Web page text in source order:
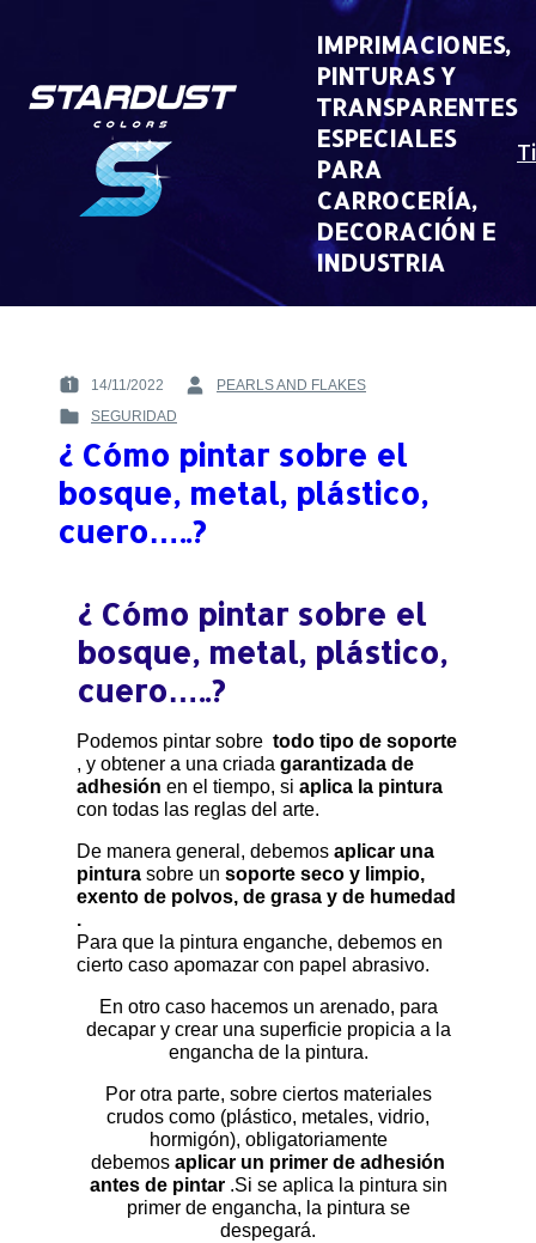
IMPRIMACIONES,
PINTURAS Y
TRANSPARENTES
ESPECIALES
PARA
CARROCERÍA,
DECORACIÓN E
INDUSTRIA
POSTED
ON
14/11/2022
BY
PEARLS AND FLAKES
POSTED
IN
SEGURIDAD
¿ Cómo pintar sobre el
bosque, metal, plástico,
cuero…..?
¿ Cómo pintar sobre el
bosque, metal, plástico,
cuero…..?
Podemos pintar sobre todo tipo de soporte
, y obtener a una criada garantizada de
adhesión en el tiempo, si aplica la pintura
con todas las reglas del arte.
De manera general, debemos aplicar una
pintura sobre un soporte seco y limpio,
exento de polvos, de grasa y de humedad
.
Para que la pintura enganche, debemos en
cierto caso apomazar con papel abrasivo.
En otro caso hacemos un arenado, para
decapar y crear una superficie propicia a la
engancha de la pintura.
Por otra parte, sobre ciertos materiales
crudos como (plástico, metales, vidrio,
hormigón), obligatoriamente
debemos aplicar un primer de adhesión
antes de pintar.Si se aplica la pintura sin
primer de engancha, la pintura se
despegará.